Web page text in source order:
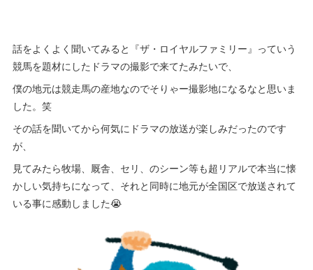
話をよくよく聞いてみると『ザ・ロイヤルファミリー』っていう
競馬を題材にしたドラマの撮影で来てたみたいで、
僕の地元は競走馬の産地なのでそりゃー撮影地になるなと思いま
した。笑
その話を聞いてから何気にドラマの放送が楽しみだったのです
が、
見てみたら牧場、厩舎、セリ、のシーン等も超リアルで本当に懐
かしい気持ちになって、それと同時に地元が全国区で放送されて
いる事に感動しました😭